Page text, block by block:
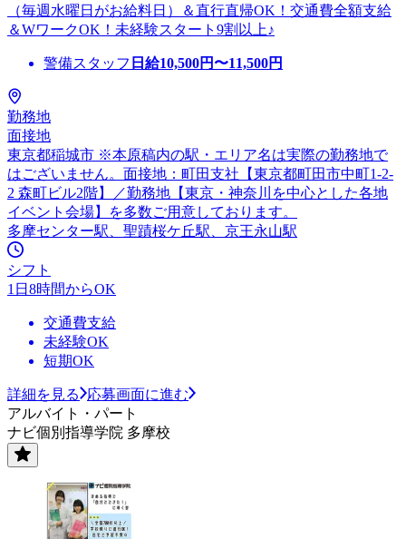
（毎週水曜日がお給料日）＆直行直帰OK！交通費全額支給
＆WワークOK！未経験スタート9割以上♪
警備スタッフ 日給10,500円〜11,500円
勤務地
面接地
東京都稲城市 ※本原稿内の駅・エリア名は実際の勤務地で
はございません。面接地：町田支社【東京都町田市中町1-2-
2 森町ビル2階】／勤務地【東京・神奈川を中心とした各地
イベント会場】を多数ご用意しております。
多摩センター駅、聖蹟桜ケ丘駅、京王永山駅
シフト
1日8時間からOK
交通費支給
未経験OK
短期OK
詳細を見る
応募画面に進む
アルバイト・パート
ナビ個別指導学院 多摩校